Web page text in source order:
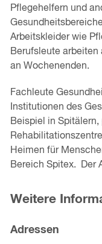
Pflegehelfern und
Arbeitskleider wie
Berufsleute arbeiten
an Wochenenden.
Fachleute
Institutionen des
Beispiel in
Heimen für
Bereich Spitex. Der
Weitere
Adressen